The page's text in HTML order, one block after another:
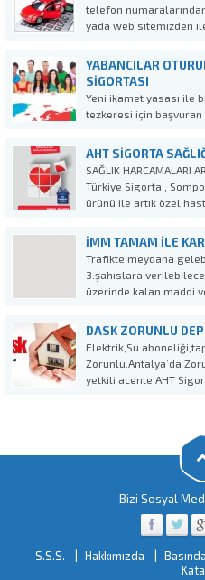
telefon
yada web sitemizden
: 0 242 244 90 41 –
YABANCILAR
SIGORTASI
Yeni ikamet yasası ile
tezkeresi için başvuran
oturum izni genel
yürürlüğe giren yasa
AHT SIGORTA
SAĞLIK HARCAMALARI
Türkiye Sigorta ,
ürünü ile artık özel
herşeyden önemli olan
ödediğiniz...
İMM TAMAM İLE
Trafikte meydana
3.şahıslara
üzerinde kalan maddi
YETMEZSE DEVREYE
GEREKEN, KÜÇÜK BİR
DASK ZORUNLU
Elektrik,Su
Zorunlu.Antalya’da
yetkili acente AHT
alın.2013 yılında
Bizi Sosyal
S.S.S. Hakkımızda